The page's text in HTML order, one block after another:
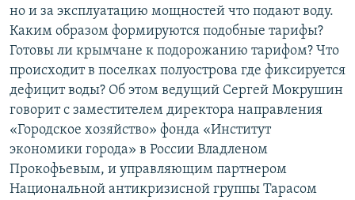
но и за эксплуатацию мощностей что подают воду.
Каким образом формируются подобные тарифы?
Готовы ли крымчане к подорожанию тарифом? Что
происходит в поселках полуострова где фиксируется
дефицит воды? Об этом ведущий Сергей Мокрушин
говорит с заместителем директора направления
«Городское хозяйство» фонда «Институт
экономики города» в России Владленом
Прокофьевым, и управляющим партнером
Национальной антикризисной группы Тарасом